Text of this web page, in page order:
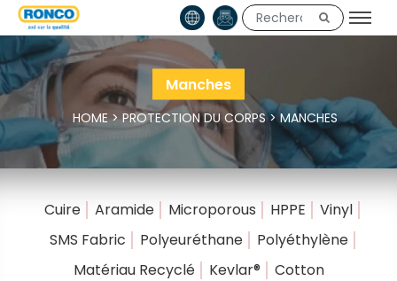
Manches
HOME>PROTECTION DU CORPS>MANCHES
Cuire Aramide Microporous HPPE
Vinyl
SMS Fabric
Polyeuréthane
Polyéthylène
Matériau Recyclé
Kevlar® Cotton